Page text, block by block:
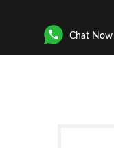
Chat Now